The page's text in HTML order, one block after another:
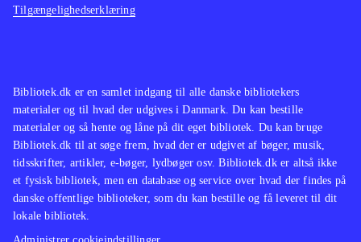
Bibliotek.dk er en samlet indgang til alle danske bibliotekers
materialer og til hvad der udgives i Danmark. Du kan bestille
materialer og så hente og låne på dit eget bibliotek. Du kan bruge
Bibliotek.dk til at søge frem, hvad der er udgivet af bøger, musik,
tidsskrifter, artikler, e-bøger, lydbøger osv. Bibliotek.dk er altså ikke
et fysisk bibliotek, men en database og service over hvad der findes på
danske offentlige biblioteker, som du kan bestille og få leveret til dit
lokale bibliotek.
Tilgængelighedserklæring